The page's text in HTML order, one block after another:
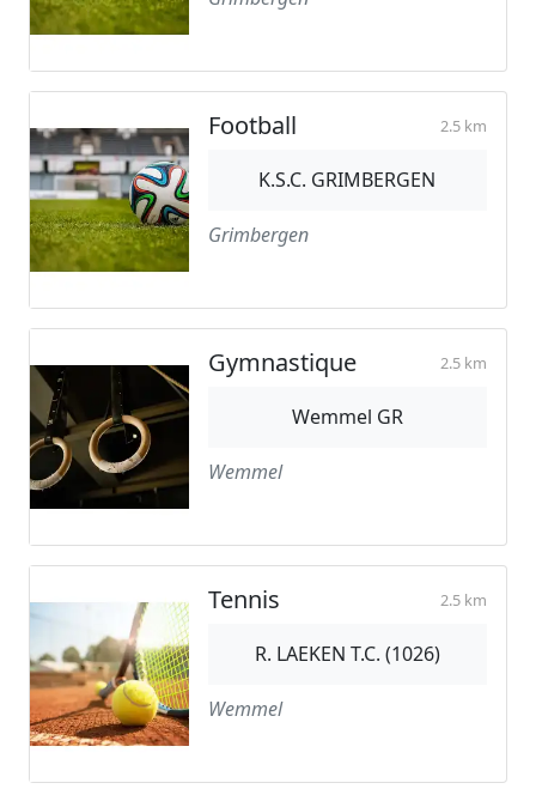
Football 2.5 km
K.S.C. GRIMBERGEN
Grimbergen
Gymnastique 2.5 km
Wemmel GR
Wemmel
Tennis 2.5 km
R. LAEKEN T.C. (1026)
Wemmel